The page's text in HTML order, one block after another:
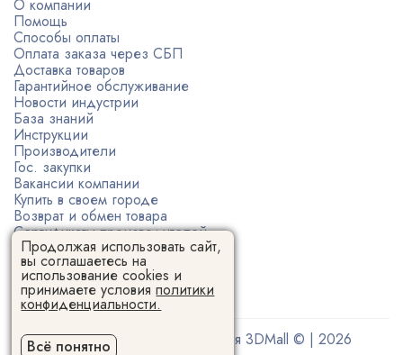
О компании
Помощь
Способы оплаты
Оплата заказа через СБП
Доставка товаров
Гарантийное обслуживание
Новости индустрии
База знаний
Инструкции
Производители
Гос. закупки
Вакансии компании
Купить в своем городе
Возврат и обмен товара
Сертификаты производителей
Политика конфиденциальности
Пользовательское соглашение
Поставщик 3D-оборудования 3DMall © | 2026
Продолжая использовать сайт,
вы соглашаетесь на
использование cookies и
принимаете условияполитики
конфиденциальности.
Всё понятно